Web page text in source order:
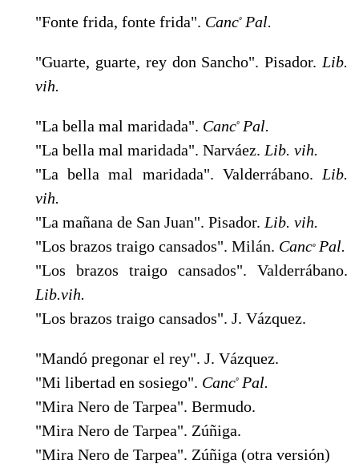
"Fonte frida, fonte frida". CancºPal.
"Guarte, guarte, rey don Sancho". Pisador. Lib.
vih.
"La bella mal maridada". CancºPal.
"La bella mal maridada". Narváez. Lib. vih.
"La bella mal maridada". Valderrábano. Lib.
vih.
"La mañana de San Juan". Pisador. Lib. vih.
"Los brazos traigo cansados". Milán. CancºPal.
"Los brazos traigo cansados". Valderrábano.
Lib.vih.
"Los brazos traigo cansados". J. Vázquez.
"Mandó pregonar el rey". J. Vázquez.
"Mi libertad en sosiego". CancºPal.
"Mira Nero de Tarpea". Bermudo.
"Mira Nero de Tarpea". Zúñiga.
"Mira Nero de Tarpea". Zúñiga (otra versión)